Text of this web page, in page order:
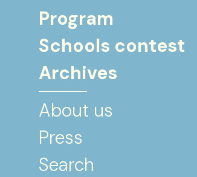
Program
Schools contest
Archives
About us
Press
Search